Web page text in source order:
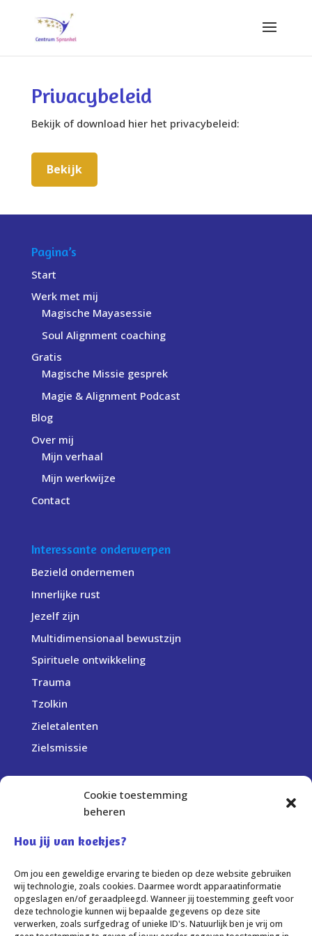
Cookie toestemming
beheren
Hou jij van koekjes?
Om jou een geweldige ervaring te bieden op deze website gebruiken
wij technologie, zoals cookies. Daarmee wordt apparaatinformatie
opgeslagen en/of geraadpleegd. Wanneer jij toestemming geeft voor
deze technologie kunnen wij bepaalde gegevens op deze site
verwerken, zoals surfgedrag of unieke ID's. Natuurlijk ben je vrij om
Privacybeleid
Bekijk of download hier het privacybeleid:
Bekijk
Pagina’s
Start
Werk met mij
Magische Mayasessie
Soul Alignment coaching
Gratis
Magische Missie gesprek
Magie & Alignment Podcast
Blog
Over mij
Mijn verhaal
Mijn werkwijze
Contact
Interessante onderwerpen
Bezield ondernemen
Innerlijke rust
Jezelf zijn
Multidimensionaal bewustzijn
Spirituele ontwikkeling
Trauma
Tzolkin
Zieletalenten
Zielsmissie
Bedrijfsgegevens:
Centrum Sprankel
Elst (Gelderland)
KvK-nummer: 69236259